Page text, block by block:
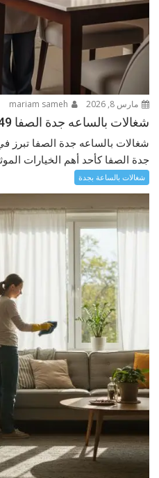
مارس 8, 2026
شغالات بالساعه جدة الصفا 0577265649
شغالات بالساعه جدة الصفا تبرز
جدة الصفا كأحد أهم الخيارات
شغالات بالساعة بجدة